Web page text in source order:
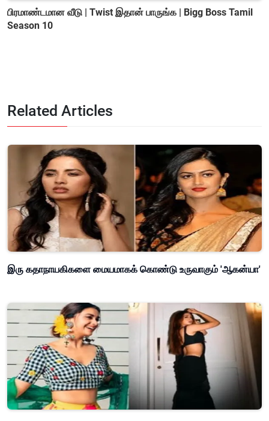
பிரமாண்டமான வீடு | Twist இதான் பாருங்க | Bigg Boss Tamil
Season 10
Related Articles
இரு கதாநாயகிகளை மையமாகக் கொண்டு உருவாகும் 'ஆகன்யா'